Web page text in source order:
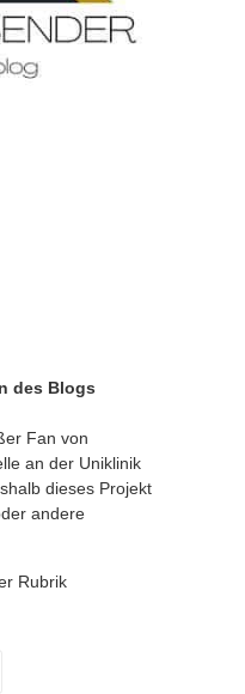
des Blogs
Fan von
an der Uniklinik
dieses Projekt
andere
Rubrik